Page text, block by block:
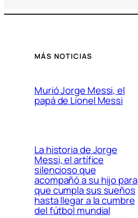
MÁS NOTICIAS
Murió Jorge Messi, el
papá de Lionel Messi
La historia de Jorge
Messi, el artífice
silencioso que
acompañó a su hijo para
que cumpla sus sueños
hasta llegar a la cumbre
del fútbol mundial